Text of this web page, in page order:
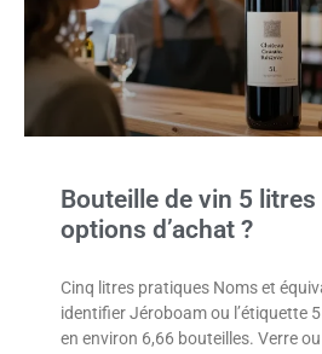
Bouteille de vin 5
options d’achat ?
Cinq litres pratiques Noms et
identifier Jéroboam ou l’étiquette
en environ 6,66 bouteilles. Verre